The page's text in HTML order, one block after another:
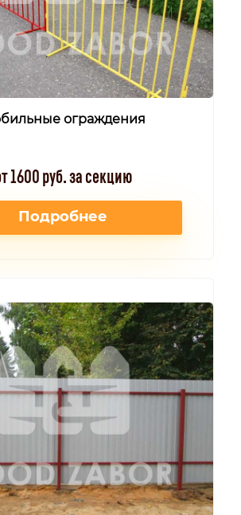
ограждения
1600 руб. за секцию
Подробнее